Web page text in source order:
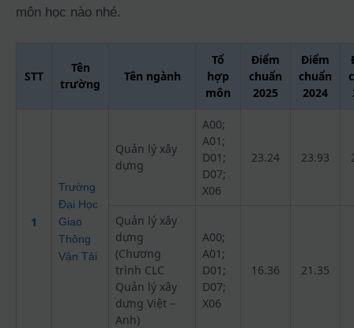
môn học nào nhé.
STT
Tên
trường
Tên ngành
Tổ
hợp
môn
Điểm
chuẩn
2025
Điểm
chuẩn
2024
1
Trường
Đại Học
Giao
Thông
Vận Tải
Quản lý xây
dựng
A00;
A01;
D01;
D07;
X06
23.24 23.93
Quản lý xây
dựng
(Chương
trình CLC
Quản lý xây
dựng Việt –
Anh)
A00;
A01;
D01;
D07;
X06
16.36 21.35